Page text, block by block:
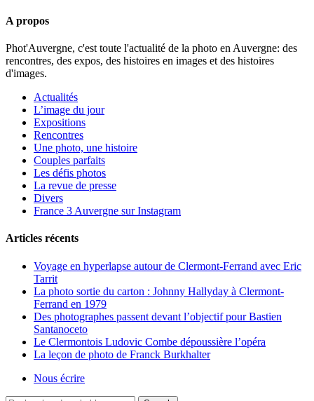
A propos
Phot'Auvergne, c'est toute l'actualité de la photo en Auvergne: des
rencontres, des expos, des histoires en images et des histoires
d'images.
Actualités
L’image du jour
Expositions
Rencontres
Une photo, une histoire
Couples parfaits
Les défis photos
La revue de presse
Divers
France 3 Auvergne sur Instagram
Articles récents
Voyage en hyperlapse autour de Clermont-Ferrand avec Eric
Tarrit
La photo sortie du carton : Johnny Hallyday à Clermont-
Ferrand en 1979
Des photographes passent devant l’objectif pour Bastien
Santanoceto
Le Clermontois Ludovic Combe dépoussière l’opéra
La leçon de photo de Franck Burkhalter
Nous écrire